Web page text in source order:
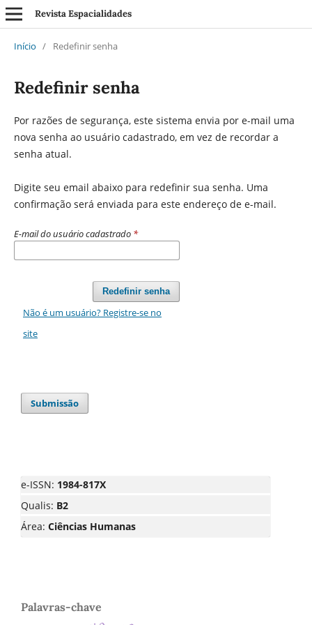
Revista Espacialidades
Início / Redefinir senha
Redefinir senha
Por razões de segurança, este sistema envia por e-mail uma
nova senha ao usuário cadastrado, em vez de recordar a
senha atual.
Digite seu email abaixo para redefinir sua senha. Uma
confirmação será enviada para este endereço de e-mail.
E-mail do usuário cadastrado *
Redefinir senha
Não é um usuário? Registre-se no
site
Submissão
e-ISSN: 1984-817X
Qualis: B2
Área: Ciências Humanas
Palavras-chave